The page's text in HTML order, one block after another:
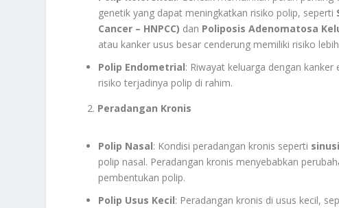
genetik yang dapat meningkatkan risiko polip, seperti
Cancer – HNPCC) dan Poliposis Adenomatosa
atau kanker usus besar cenderung memiliki risiko
Polip Endometrial: Riwayat keluarga dengan
risiko terjadinya polip di rahim.
2. Peradangan Kronis
Polip Nasal: Kondisi peradangan kronis seperti
polip nasal. Peradangan kronis menyebabkan
pembentukan polip.
Polip Usus Kecil: Peradangan kronis di usus kecil,